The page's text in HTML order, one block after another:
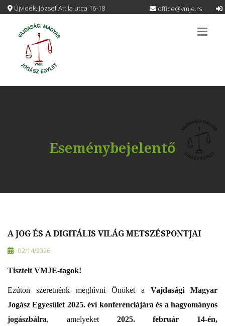
Újvidék, József Attila utca 16-18 office@vmje.rs
Eseménybejelentő
A JOG ÉS A DIGITÁLIS VILÁG METSZÉSPONTJAI
02/14/2026
Tisztelt VMJE-tagok!
Ezúton szeretnénk meghívni Önöket a Vajdasági Magyar
Jogász Egyesület 2025. évi konferenciájára és a hagyományos
jogászbálra, amelyeket 2025. február 14-én,